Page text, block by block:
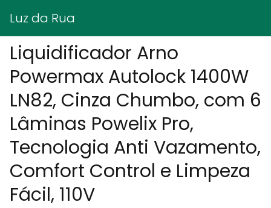
Luz da Rua
Liquidificador Arno
Powermax Autolock 1400W
LN82, Cinza Chumbo, com 6
Lâminas Powelix Pro,
Tecnologia Anti Vazamento,
Comfort Control e Limpeza
Fácil, 110V